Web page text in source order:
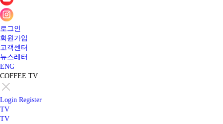
로그인
회원가입
고객센터
뉴스레터
ENG
COFFEE TV
Login Register
TV
TV